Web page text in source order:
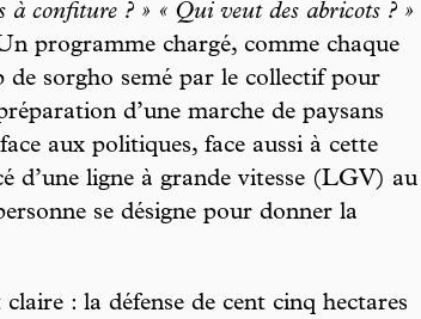
à confiture ? » « Qui veut des abricots ? »
programme chargé, comme chaque
de sorgho semé par le collectif pour
d’une marche de paysans
aux politiques, face aussi à cette
d’une ligne à grande vitesse (LGV) au
se désigne pour donner la
: la défense de cent cinq hectares